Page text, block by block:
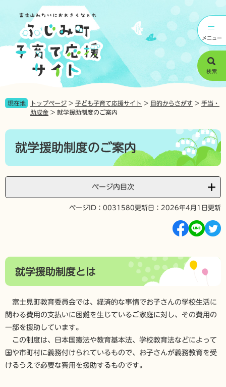
先
を
本
メニュー
検索
現在地 トップページ > 子ども子育て応援サイト > 目的からさがす > 手当・
助成金 > 就学援助制度のご案内
本
就学援助制度のご案内
ページ内目次
ページID：0031580更新日：2026年4月1日更新
就学援助制度とは
富士見町教育委員会では、経済的な事情でお子さんの学校生活に
関わる費用の支払いに困難を生じているご家庭に対し、その費用の
一部を援助しています。
この制度は、日本国憲法や教育基本法、学校教育法などによって
国や市町村に義務付けられているもので、お子さんが義務教育を受
けるうえで必要な費用を援助するものです。